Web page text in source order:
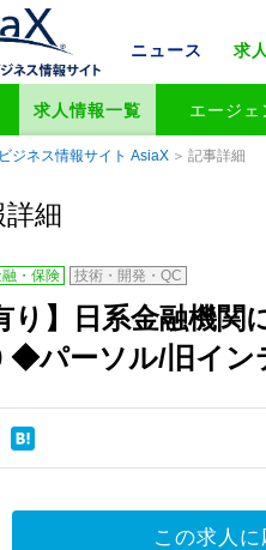
ニュース 求人
求人情報一覧 エージェ
ジネス情報サイト AsiaX 記事詳細
細
・保険 技術・開発・QC
り】日系金融機
◆パーソル/旧イ
この求人